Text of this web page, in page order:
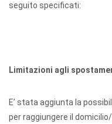
seguito specificati:
Limitazioni agli
E’ stata aggiunta la
per raggiungere il